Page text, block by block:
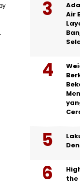
Air
the